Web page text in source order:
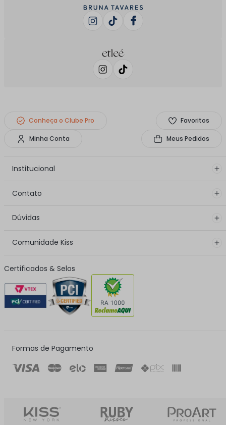
Conheça o Clube Pro Favoritos
Minha Conta Meus Pedidos
Institucional
Contato
Dúvidas
Comunidade Kiss
Certificados & Selos
Formas de Pagamento